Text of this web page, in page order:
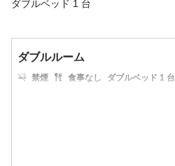
ダブルベッド 1 台
ダブルルーム
禁煙 食事なし
ダブルベッド 1 台